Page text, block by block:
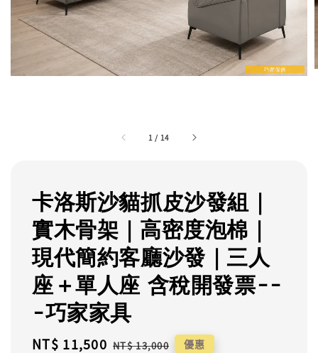
1 / 14
卡洛斯沙貓抓皮沙發組｜
實木骨架｜高密度泡棉｜
現代簡約客廳沙發｜三人
座＋單人座 含稅開發票--
-巧家家具
Sale
NT$ 11,500 Regular
NT$ 13,000 優惠